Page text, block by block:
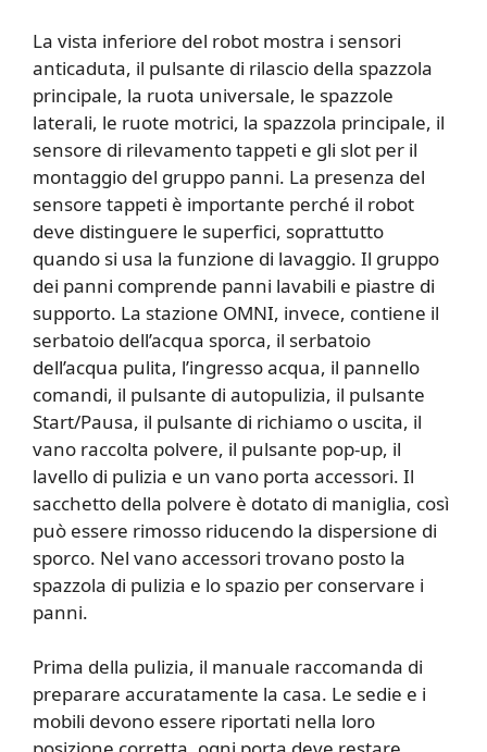
La vista inferiore del robot mostra i sensori
anticaduta, il pulsante di rilascio della spazzola
principale, la ruota universale, le spazzole
laterali, le ruote motrici, la spazzola principale, il
sensore di rilevamento tappeti e gli slot per il
montaggio del gruppo panni. La presenza del
sensore tappeti è importante perché il robot
deve distinguere le superfici, soprattutto
quando si usa la funzione di lavaggio. Il gruppo
dei panni comprende panni lavabili e piastre di
supporto. La stazione OMNI, invece, contiene il
serbatoio dell’acqua sporca, il serbatoio
dell’acqua pulita, l’ingresso acqua, il pannello
comandi, il pulsante di autopulizia, il pulsante
Start/Pausa, il pulsante di richiamo o uscita, il
vano raccolta polvere, il pulsante pop-up, il
lavello di pulizia e un vano porta accessori. Il
sacchetto della polvere è dotato di maniglia, così
può essere rimosso riducendo la dispersione di
sporco. Nel vano accessori trovano posto la
spazzola di pulizia e lo spazio per conservare i
panni.
Prima della pulizia, il manuale raccomanda di
preparare accuratamente la casa. Le sedie e i
mobili devono essere riportati nella loro